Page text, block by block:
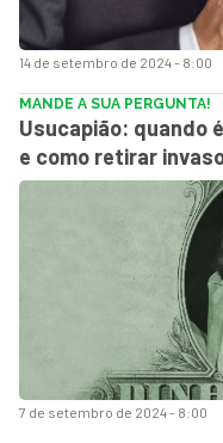
14 de setembro de 2024 - 8:00
7 de setembro de 2024 - 8:00
MANDE A SUA PERGUNTA!
Usucapião: quando
e como retirar